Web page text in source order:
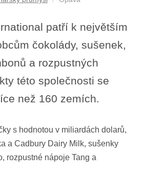
patří k největším
čokolády, sušenek,
a rozpustných
této společnosti se
než 160 zemích.
s hodnotou v miliardách dolarů,
a Cadbury Dairy Milk, sušenky
rozpustné nápoje Tang a